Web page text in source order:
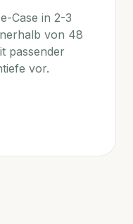
Case in 2-3
von 48
passender
vor.